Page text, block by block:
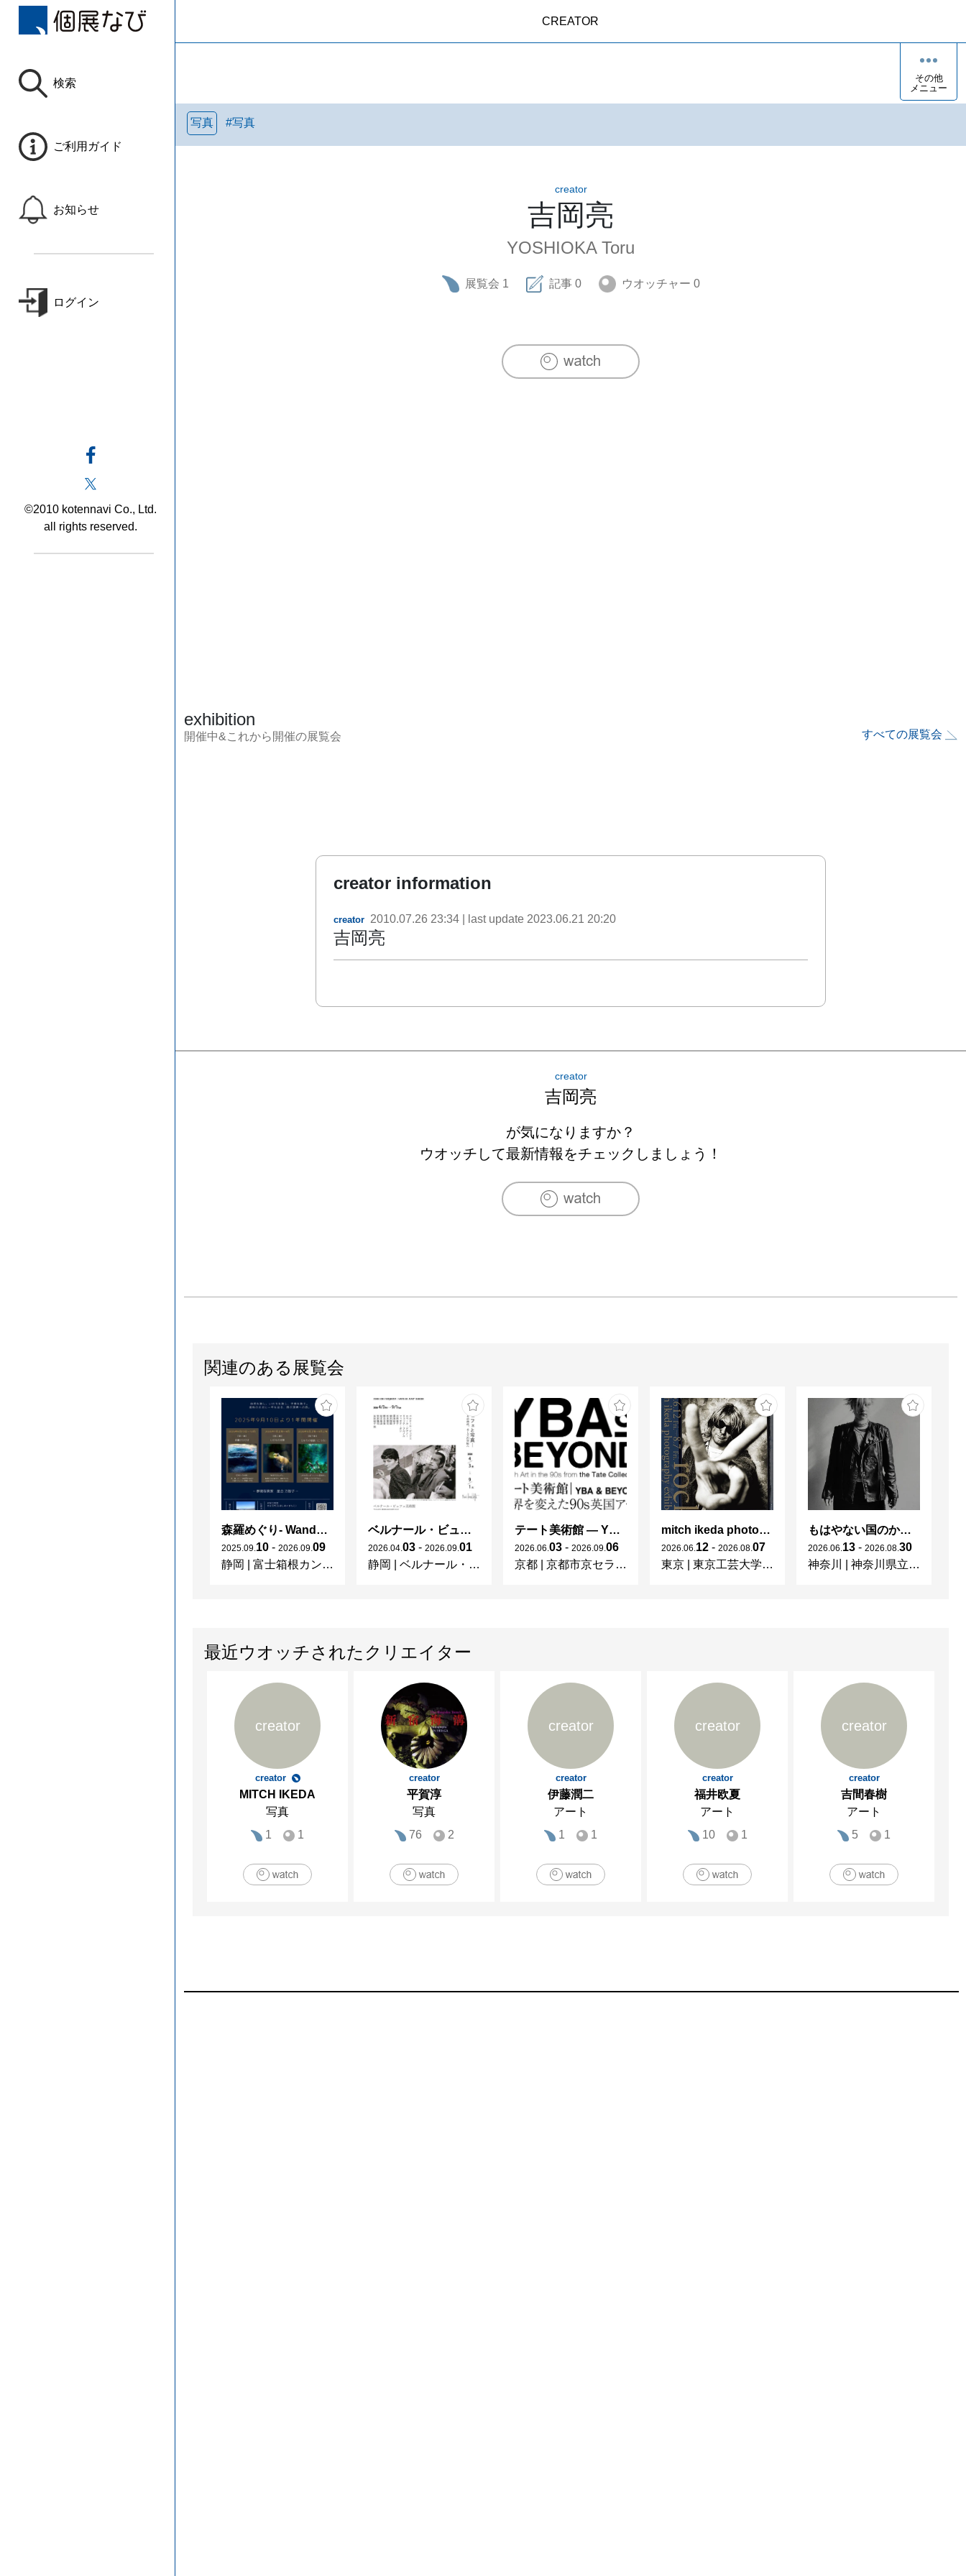
検索
ご利用ガイド
お知らせ
ログイン
©2010 kotennavi Co., Ltd.
all rights reserved.
CREATOR
その他
メニュー
写真 #写真
creator
吉岡亮
YOSHIOKA Toru
展覧会 1 記事 0 ウオッチャー 0
exhibition
開催中&これから開催の展覧会 すべての展覧会
creator information
creator 2010.07.26 23:34 | last update 2023.06.21 20:20
吉岡亮
creator
吉岡亮
が気になりますか？
ウオッチして最新情報をチェックしましょう！
関連のある展覧会
森羅めぐり- Wandering in Shinra -
2025 09 10 - 2026 09 09
静岡
富士箱根カントリークラブ
ベルナール・ビュフェと写真 ーカメラがとらえたビュフェとその時代、そして21 世紀へ
2026 04 03 - 2026 09 01
静岡
ベルナール・ビュフェ美術館
テート美術館 ― YBA & BEYOND 世界を変えた90s英国アート
2026 06 03 - 2026 09 06
京都
京都市京セラ美術館
mitch ikeda photography exhibition「rocks」
2026 06 12 - 2026 08 07
東京
東京工芸大学 写大ギャラリー
もはやない国のかつてない光 東ドイツの女性写真家たち
2026 06 13 - 2026 08 30
神奈川
神奈川県立近代美術館 葉山
最近ウオッチされたクリエイター
creator
creator
MITCH IKEDA
写真
1
1
creator
平賀淳
写真
76
2
creator
creator
伊藤潤二
アート
1
1
creator
creator
福井欧夏
アート
10
1
creator
creator
吉間春樹
アート
5
1